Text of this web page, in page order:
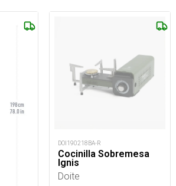
DOI190218BA-R
Cocinilla Sobremesa
Ignis
Doite